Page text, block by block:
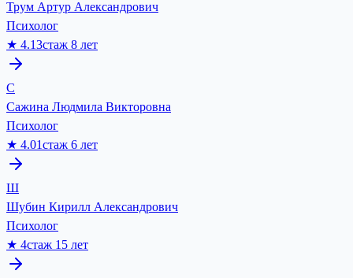
Трум Артур Александрович
Психолог
★ 4.13стаж 8 лет
С
Сажина Людмила Викторовна
Психолог
★ 4.01стаж 6 лет
Ш
Шубин Кирилл Александрович
Психолог
★ 4стаж 15 лет